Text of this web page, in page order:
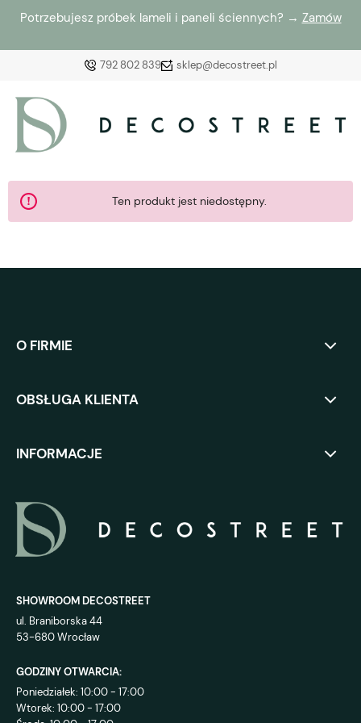
Potrzebujesz próbek lameli i paneli ściennych? → Zamów
792 802 839 sklep@decostreet.pl
Ten produkt jest niedostępny.
O FIRMIE
OBSŁUGA KLIENTA
INFORMACJE
SHOWROOM DECOSTREET
ul. Braniborska 44
53-680 Wrocław
GODZINY OTWARCIA:
Poniedziałek: 10:00 - 17:00
Wtorek: 10:00 - 17:00